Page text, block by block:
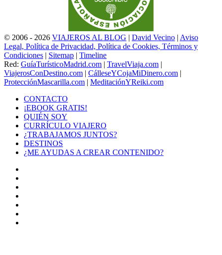
© 2006 - 2026 VIAJEROS AL BLOG | David Vecino | Aviso
Legal, Política de Privacidad, Política de Cookies, Términos y
Condiciones | Sitemap | Timeline
Red: GuíaTurísticoMadrid.com | TravelViaja.com |
ViajerosConDestino.com | CálleseYCojaMiDinero.com |
ProtecciónMascarilla.com | MeditaciónYReiki.com
CONTACTO
¡EBOOK GRATIS!
QUIÉN SOY
CURRÍCULO VIAJERO
¿TRABAJAMOS JUNTOS?
DESTINOS
¿ME AYUDAS A CREAR CONTENIDO?